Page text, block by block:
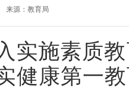
来源：教育局
实施素质
健康第一